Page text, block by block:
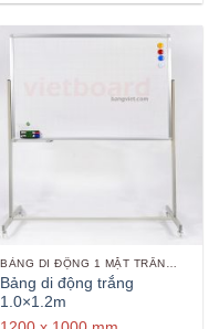
Bảng di động trắng
1.0×1.2m